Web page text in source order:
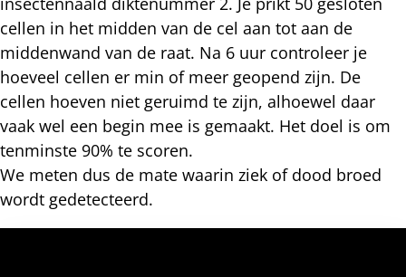
cellen in het midden van de cel aan tot aan de
middenwand van de raat. Na 6 uur controleer je
hoeveel cellen er min of meer geopend zijn. De
cellen hoeven niet geruimd te zijn, alhoewel daar
vaak wel een begin mee is gemaakt. Het doel is om
tenminste 90% te scoren.
We meten dus de mate waarin ziek of dood broed
wordt gedetecteerd.